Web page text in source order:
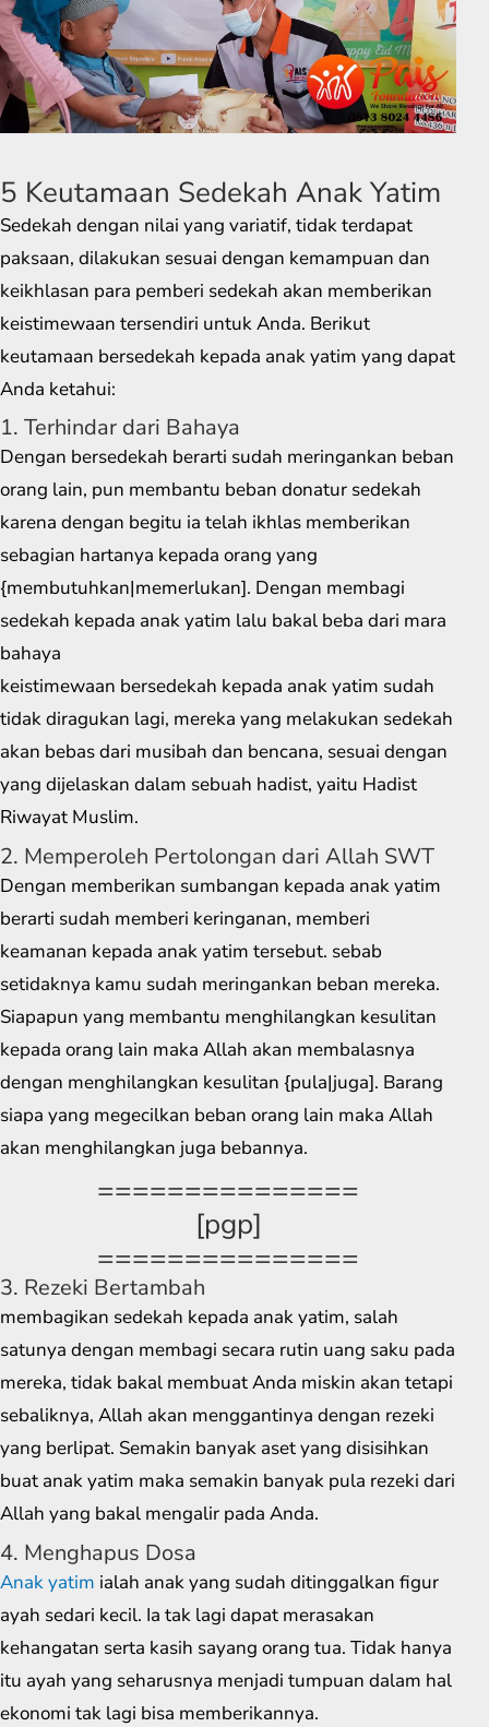
5 Keutamaan Sedekah Anak Yatim
Sedekah dengan nilai yang variatif, tidak terdapat
paksaan, dilakukan sesuai dengan kemampuan dan
keikhlasan para pemberi sedekah akan memberikan
keistimewaan tersendiri untuk Anda. Berikut
keutamaan bersedekah kepada anak yatim yang dapat
Anda ketahui:
1. Terhindar dari Bahaya
Dengan bersedekah berarti sudah meringankan beban
orang lain, pun membantu beban donatur sedekah
karena dengan begitu ia telah ikhlas memberikan
sebagian hartanya kepada orang yang
{membutuhkan|memerlukan]. Dengan membagi
sedekah kepada anak yatim lalu bakal beba dari mara
bahaya
keistimewaan bersedekah kepada anak yatim sudah
tidak diragukan lagi, mereka yang melakukan sedekah
akan bebas dari musibah dan bencana, sesuai dengan
yang dijelaskan dalam sebuah hadist, yaitu Hadist
Riwayat Muslim.
2. Memperoleh Pertolongan dari Allah SWT
Dengan memberikan sumbangan kepada anak yatim
berarti sudah memberi keringanan, memberi
keamanan kepada anak yatim tersebut. sebab
setidaknya kamu sudah meringankan beban mereka.
Siapapun yang membantu menghilangkan kesulitan
kepada orang lain maka Allah akan membalasnya
dengan menghilangkan kesulitan {pula|juga]. Barang
siapa yang megecilkan beban orang lain maka Allah
akan menghilangkan juga bebannya.
===============
[pgp]
===============
3. Rezeki Bertambah
membagikan sedekah kepada anak yatim, salah
satunya dengan membagi secara rutin uang saku pada
mereka, tidak bakal membuat Anda miskin akan tetapi
sebaliknya, Allah akan menggantinya dengan rezeki
yang berlipat. Semakin banyak aset yang disisihkan
buat anak yatim maka semakin banyak pula rezeki dari
Allah yang bakal mengalir pada Anda.
4. Menghapus Dosa
Anak yatim ialah anak yang sudah ditinggalkan figur
ayah sedari kecil. Ia tak lagi dapat merasakan
kehangatan serta kasih sayang orang tua. Tidak hanya
itu ayah yang seharusnya menjadi tumpuan dalam hal
ekonomi tak lagi bisa memberikannya.